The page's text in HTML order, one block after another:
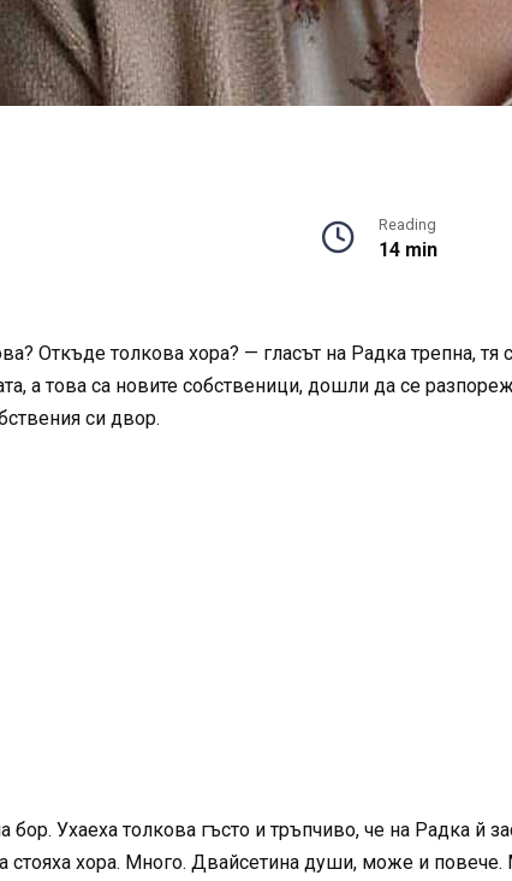
Reading
14 min
Откъде толкова хора? — гласът на Радка трепна,
а това са новите собственици, дошли да се
си двор.
бор. Ухаеха толкова гъсто и тръпчиво, че на Радка й
стояха хора. Много. Двайсетина души, може и